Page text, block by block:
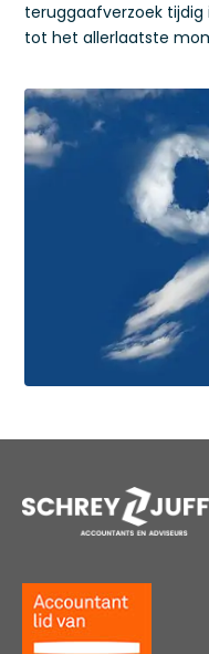
teruggaafverzoek
tot het allerlaatste